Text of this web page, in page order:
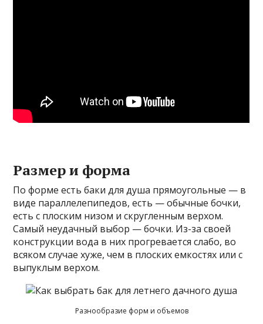
Размер и форма
По форме есть баки для душа прямоугольные — в
виде параллелепипедов, есть — обычные бочки,
есть с плоским низом и скругленным верхом.
Самый неудачный выбор — бочки. Из-за своей
конструкции вода в них прогревается слабо, во
всяком случае хуже, чем в плоских емкостях или с
выпуклым верхом.
Разнообразие форм и объемов